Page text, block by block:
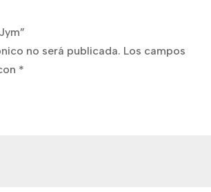
no será publicada. Los campos
*